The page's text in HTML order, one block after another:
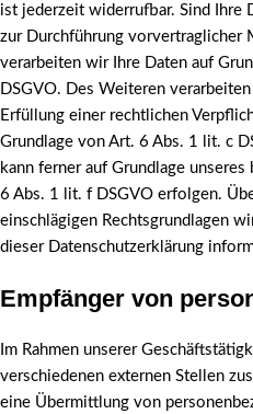
ist jederzeit widerrufbar. Sind Ihre
zur Durchführung vorvertraglicher
verarbeiten wir Ihre Daten auf
DSGVO. Des Weiteren
Erfüllung einer rechtlichen
Grundlage von Art. 6 Abs. 1 lit. c
kann ferner auf Grundlage
6 Abs. 1 lit. f DSGVO erfolgen.
einschlägigen Rechtsgrundlagen
dieser Datenschutzerklärung
Empfänger von
Im Rahmen unserer
verschiedenen externen Stellen
eine Übermittlung von